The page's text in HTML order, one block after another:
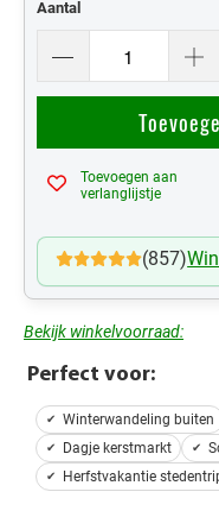
Aantal
Toevoegen aan
verlanglijstje
(857)
Bekijk winkelvoorraad:
Perfect voor:
Winterwandeling buiten
Dagje kerstmarkt
Herfstvakantie